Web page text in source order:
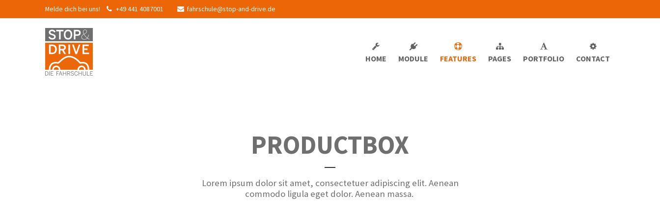
Melde dich bei uns! +49 441 4087001 fahrschule@stop-and-drive.de
HOME MODULE FEATURES PAGES PORTFOLIO CONTACT
PRODUCTBOX
Lorem ipsum dolor sit amet, consectetuer adipiscing elit. Aenean
commodo ligula eget dolor. Aenean massa.